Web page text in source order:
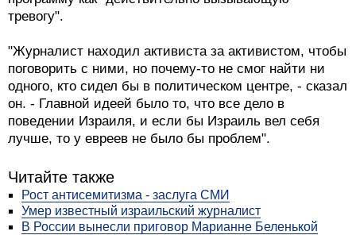
тревогу".
"Журналист находил активиста за активистом, чтобы
поговорить с ними, но почему-то не смог найти ни
одного, кто сидел бы в политическом центре, - сказал
он. - Главной идеей было то, что все дело в
поведении Израиля, и если бы Израиль вел себя
лучше, то у евреев не было бы проблем".
Читайте также
Рост антисемитизма - заслуга СМИ
Умер известный израильский журналист
В России вынесли приговор Марианне Беленькой